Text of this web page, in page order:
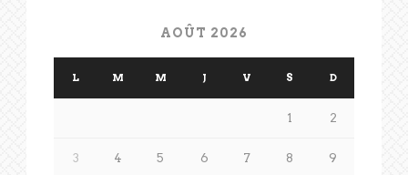
AOÛT 2026
L M M J V S D
1 2
3 4 5 6 7 8 9